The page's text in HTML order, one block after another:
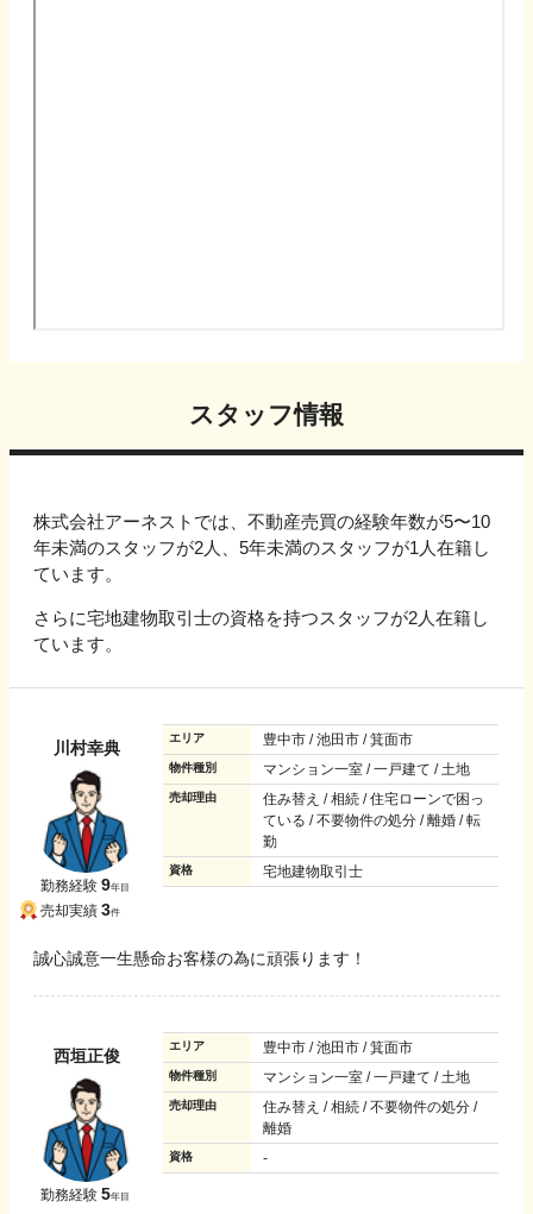
スタッフ情報
株式会社アーネストでは、不動産売買の経験年数が5〜10
年未満のスタッフが2人、5年未満のスタッフが1人在籍し
ています。
さらに宅地建物取引士の資格を持つスタッフが2人在籍し
ています。
川村幸典
勤務経験 9年目
売却実績 3件
エリア 豊中市 / 池田市 / 箕面市
物件種別 マンション一室 / 一戸建て / 土地
売却理由
住み替え / 相続 / 住宅ローンで困っ
ている / 不要物件の処分 / 離婚 / 転
勤
資格 宅地建物取引士
誠心誠意一生懸命お客様の為に頑張ります！
西垣正俊
勤務経験 5年目
エリア 豊中市 / 池田市 / 箕面市
物件種別 マンション一室 / 一戸建て / 土地
売却理由
住み替え / 相続 / 不要物件の処分 /
離婚
資格 -